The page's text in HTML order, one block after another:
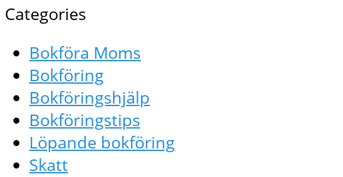
Categories
Bokföra Moms
Bokföring
Bokföringshjälp
Bokföringstips
Löpande bokföring
Skatt